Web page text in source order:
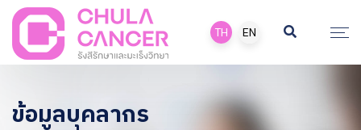
TH EN
ข้อมูลบุคลากร